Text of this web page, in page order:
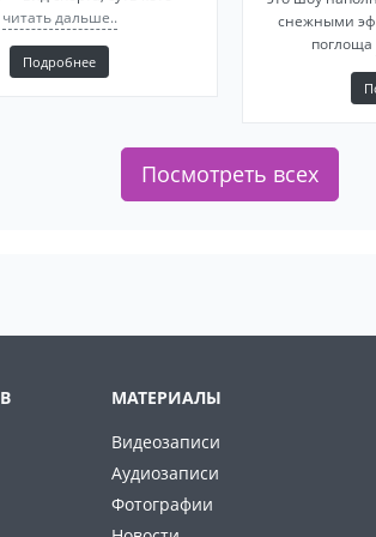
читать дальше..
Подробнее
снежными
поглоща
Посмотреть всех
МАТЕРИАЛЫ
Видеозаписи
Аудиозаписи
Фотографии